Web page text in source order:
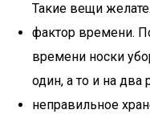
Такие вещи
фактор времени.
времени носки
один, а то и на два
неправильное